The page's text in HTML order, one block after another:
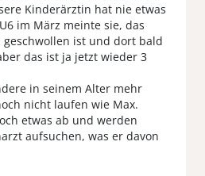
Kinderärztin hat nie etwas
im März meinte sie, das
geschwollen ist und dort bald
das ist ja jetzt wieder 3
in seinem Alter mehr
nicht laufen wie Max.
etwas ab und werden
aufsuchen, was er davon